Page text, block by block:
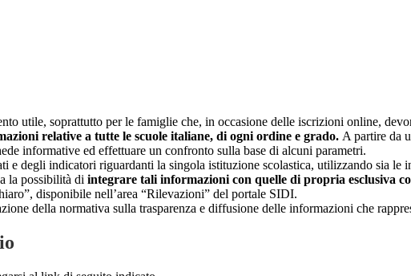
utile, soprattutto per le famiglie che, in occasione delle iscrizioni online,
relative a tutte le scuole italiane, di ogni ordine e grado. A partire da
informative ed effettuare un confronto sulla base di alcuni parametri.
e degli indicatori riguardanti la singola istituzione scolastica, utilizzando sia
la possibilità di integrare tali informazioni con quelle di propria esclusiva
disponibile nell’area “Rilevazioni” del portale SIDI.
della normativa sulla trasparenza e diffusione delle informazioni che